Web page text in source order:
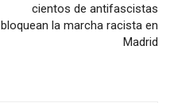
cientos de antifascistas
bloquean la marcha racista en
Madrid